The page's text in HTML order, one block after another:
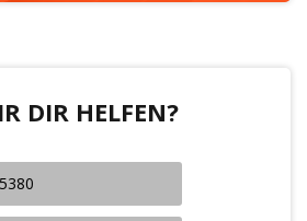
DIR HELFEN?